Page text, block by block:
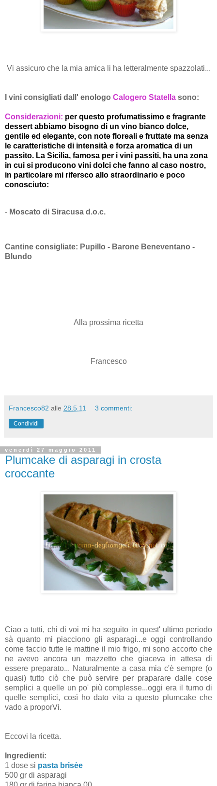
Vi assicuro che la mia amica li ha letteralmente spazzolati...
I vini consigliati dall' enologo Calogero Statella sono:
Considerazioni: per questo profumatissimo e fragrante
dessert abbiamo bisogno di un vino bianco dolce,
gentile ed elegante, con note floreali e fruttate ma senza
le caratteristiche di intensità e forza aromatica di un
passito. La Sicilia, famosa per i vini passiti, ha una zona
in cui si producono vini dolci che fanno al caso nostro,
in particolare mi rifersco allo straordinario e poco
conosciuto:
- Moscato di Siracusa d.o.c.
Cantine consigliate: Pupillo - Barone Beneventano -
Blundo
Alla prossima ricetta
Francesco
Francesco82 alle 28.5.11 3 commenti:
Condividi
venerdì 27 maggio 2011
Plumcake di asparagi in crosta
croccante
Ciao a tutti, chi di voi mi ha seguito in quest' ultimo periodo
sà quanto mi piacciono gli asparagi...e oggi controllando
come faccio tutte le mattine il mio frigo, mi sono accorto che
ne avevo ancora un mazzetto che giaceva in attesa di
essere preparato... Naturalmente a casa mia c'è sempre (o
quasi) tutto ciò che può servire per praparare dalle cose
semplici a quelle un po' più complesse...oggi era il turno di
quelle semplici, così ho dato vita a questo plumcake che
vado a proporVi.
Eccovi la ricetta.
Ingredienti:
1 dose si pasta brisèe
500 gr di asparagi